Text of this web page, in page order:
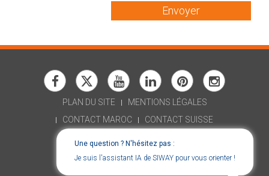
Envoyer
Une question ? N'hésitez pas :
Je suis l'assistant IA de SIWAY pour vous orienter !
PLAN DU SITE
MENTIONS LÉGALES
CONTACT MAROC
CONTACT SUISSE
DÉCLARATION D'ACCESSIBILITÉ